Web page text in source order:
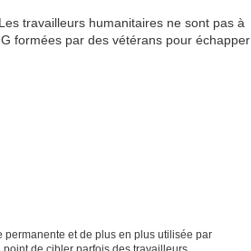
permanente et de plus en plus utilisée par